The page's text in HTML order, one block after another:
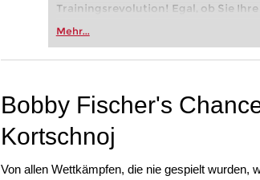
Trainingsrevolution! Egal, ob Sie
Vereinsschachs machen oder
zuvor.
Mehr...
Bobby Fischer's
Kortschnoj
Von allen Wettkämpfen, die nie gespielt wurden,